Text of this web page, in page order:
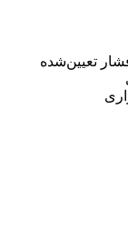
تعیین‌شده